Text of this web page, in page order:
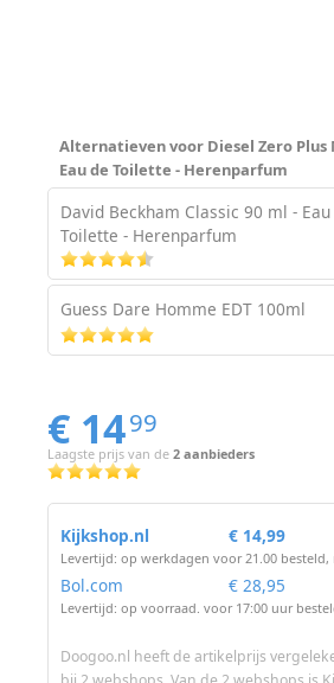
Alternatieven voor Diesel Zero Plus
Eau de Toilette - Herenparfum
David Beckham Classic 90 ml - Eau
Toilette - Herenparfum
Guess Dare Homme EDT 100ml
€ 1499
Laagste prijs van de 2 aanbieders
Kijkshop.nl € 14,99
Levertijd: op werkdagen voor 21.00
Bol.com € 28,95
Levertijd: op voorraad. voor 17:00 uur
Doogoo.nl heeft de artikelprijs